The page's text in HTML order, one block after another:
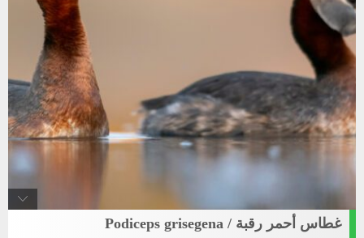
غطاس أحمر رقبة / Podiceps grisegena